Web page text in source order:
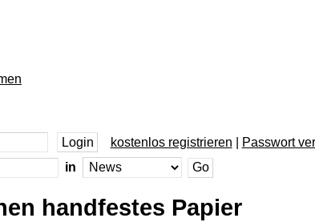
kostenlos registrieren
Passwort
in
handfestes Papier